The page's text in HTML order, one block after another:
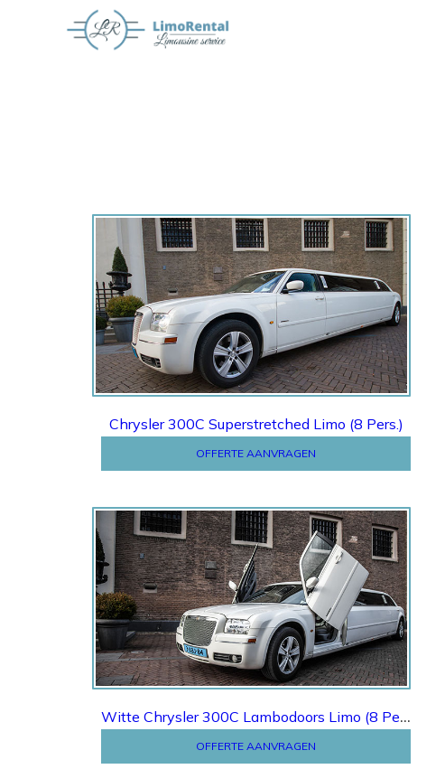
Offerte
Chrysler 300C Superstretched Limo (8 Pers.)
OFFERTE AANVRAGEN
Offerte
Witte Chrysler 300C Lambodoors Limo (8 Pers.)
OFFERTE AANVRAGEN